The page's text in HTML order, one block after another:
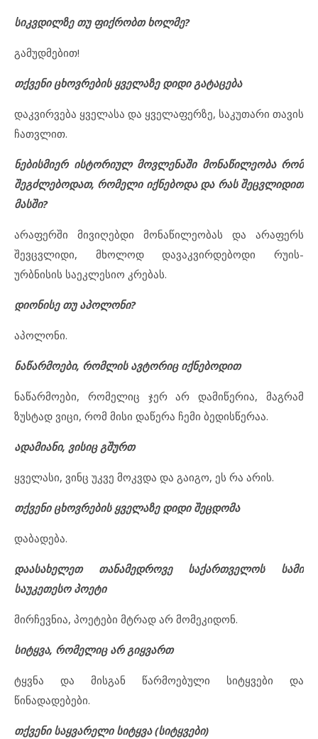
სიკვდილზე თუ ფიქრობთ ხოლმე?
გამუდმებით!
თქვენი ცხოვრების ყველაზე დიდი გატაცება
დაკვირვება ყველასა და ყველაფერზე, საკუთარი თავის
ჩათვლით.
ნებისმიერ ისტორიულ მოვლენაში მონაწილეობა რომ
შეგძლებოდათ, რომელი იქნებოდა და რას შეცვლიდით
მასში?
არაფერში მივიღებდი მონაწილეობას და არაფერს
შევცვლიდი, მხოლოდ დავაკვირდებოდი რუის-
ურბნისის საეკლესიო კრებას.
დიონისე თუ აპოლონი?
აპოლონი.
ნაწარმოები, რომლის ავტორიც იქნებოდით
ნაწარმოები, რომელიც ჯერ არ დამიწერია, მაგრამ
ზუსტად ვიცი, რომ მისი დაწერა ჩემი ბედისწერაა.
ადამიანი, ვისიც გშურთ
ყველასი, ვინც უკვე მოკვდა და გაიგო, ეს რა არის.
თქვენი ცხოვრების ყველაზე დიდი შეცდომა
დაბადება.
დაასახელეთ თანამედროვე საქართველოს სამი
საუკეთესო პოეტი
მირჩევნია, პოეტები მტრად არ მომეკიდონ.
სიტყვა, რომელიც არ გიყვართ
ტყვნა და მისგან წარმოებული სიტყვები და
წინადადებები.
თქვენი საყვარელი სიტყვა (სიტყვები)